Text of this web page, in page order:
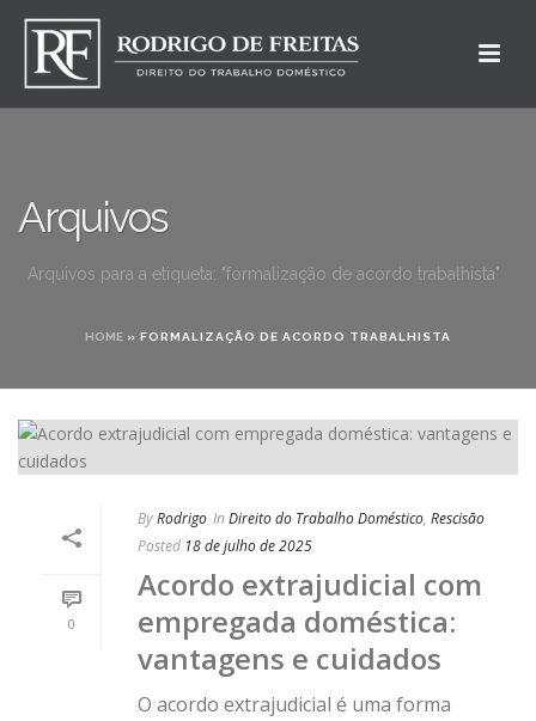
Arquivos
Arquivos para a etiqueta: "formalização de acordo trabalhista"
HOME » FORMALIZAÇÃO DE ACORDO TRABALHISTA
0
ByRodrigo In Direito do Trabalho Doméstico, Rescisão
Posted 18 de julho de 2025
Acordo extrajudicial com
empregada doméstica:
vantagens e cuidados
O acordo extrajudicial é uma forma